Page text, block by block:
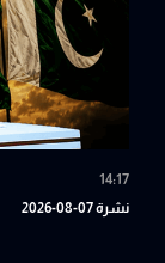
14:17
نشرة 07-08-2026